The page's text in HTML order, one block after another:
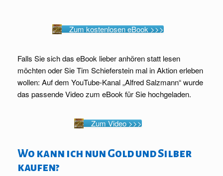
Zum kostenlosen eBook >>>
Falls Sie sich das eBook lieber anhören statt lesen
möchten oder Sie Tim Schieferstein mal in Aktion erleben
wollen: Auf dem YouTube-Kanal „Alfred Salzmann“ wurde
das passende Video zum eBook für Sie hochgeladen.
Zum Video >>>
Wo kann ich nun Gold und Silber
kaufen?